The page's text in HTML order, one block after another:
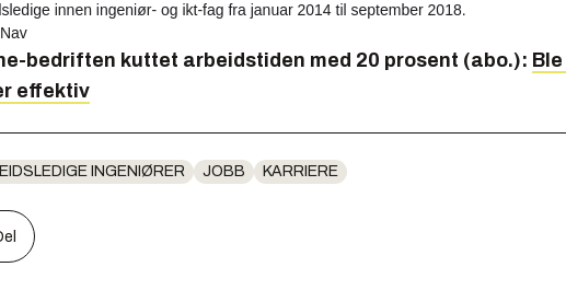
bedriften kuttet arbeidstiden med 20 prosent (abo.):
effektiv
INGENIØRER JOBB KARRIERE